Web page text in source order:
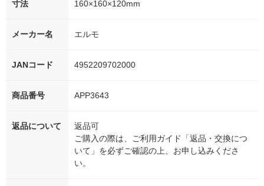
寸法 160×160×120mm
メーカー名 エルモ
JANコード 4952209702000
商品番号 APP3643
返品について
返品可
ご購入の際は、ご利用ガイド「返品・交換につ
いて」を必ずご確認の上、お申し込みくださ
い。